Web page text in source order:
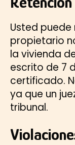
Usted puede
propietario
la vivienda
escrito de 7
certificado.
ya que un
tribunal.